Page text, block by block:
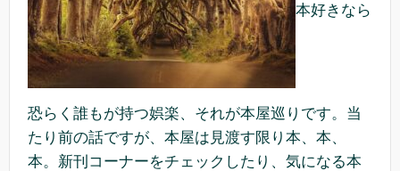
本好きなら
恐らく誰もが持つ娯楽、それが本屋巡りです。当
たり前の話ですが、本屋は見渡す限り本、本、
本。新刊コーナーをチェックしたり、気になる本